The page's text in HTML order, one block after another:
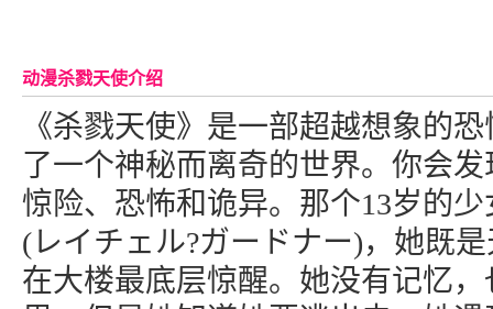
动漫杀戮天使介绍
《杀戮天使》是一部超越想象的
了一个神秘而离奇的世界。你会
惊险、恐怖和诡异。那个13岁的
(レイチェル?ガードナー)，她既
在大楼最底层惊醒。她没有记忆